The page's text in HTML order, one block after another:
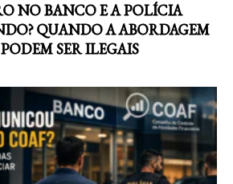
NO BANCO E A POLÍCIA
QUANDO A ABORDAGEM
SER ILEGAIS